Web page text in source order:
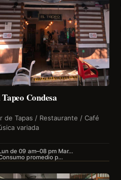
Condesa
de Tapas / Restaurante / Café
variada
de 09 am–08 pm Mar…
promedio p…